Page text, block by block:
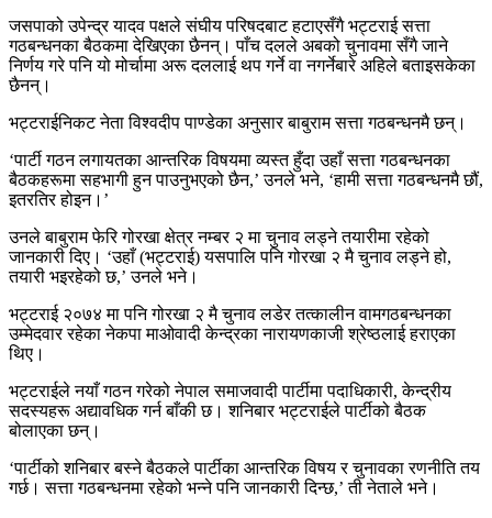
जसपाको उपेन्द्र यादव पक्षले संघीय परिषदबाट हटाएसँगै भट्टराई सत्ता
गठबन्धनका बैठकमा देखिएका छैनन्। पाँच दलले अबको चुनावमा सँगै जाने
निर्णय गरे पनि यो मोर्चामा अरू दललाई थप गर्ने वा नगर्नेबारे अहिले बताइसकेका
छैनन्।
भट्टराईनिकट नेता विश्वदीप पाण्डेका अनुसार बाबुराम सत्ता गठबन्धनमै छन्।
‘पार्टी गठन लगायतका आन्तरिक विषयमा व्यस्त हुँदा उहाँ सत्ता गठबन्धनका
बैठकहरूमा सहभागी हुन पाउनुभएको छैन,’ उनले भने, ‘हामी सत्ता गठबन्धनमै छौं,
इतरतिर होइन।’
उनले बाबुराम फेरि गोरखा क्षेत्र नम्बर २ मा चुनाव लड्ने तयारीमा रहेको
जानकारी दिए। ‘उहाँ (भट्टराई) यसपालि पनि गोरखा २ मै चुनाव लड्ने हो,
तयारी भइरहेको छ,’ उनले भने।
भट्टराई २०७४ मा पनि गोरखा २ मै चुनाव लडेर तत्कालीन वामगठबन्धनका
उम्मेदवार रहेका नेकपा माओवादी केन्द्रका नारायणकाजी श्रेष्ठलाई हराएका
थिए।
भट्टराईले नयाँ गठन गरेको नेपाल समाजवादी पार्टीमा पदाधिकारी, केन्द्रीय
सदस्यहरू अद्यावधिक गर्न बाँकी छ। शनिबार भट्टराईले पार्टीको बैठक
बोलाएका छन्।
‘पार्टीको शनिबार बस्ने बैठकले पार्टीका आन्तरिक विषय र चुनावका रणनीति तय
गर्छ। सत्ता गठबन्धनमा रहेको भन्ने पनि जानकारी दिन्छ,’ ती नेताले भने।